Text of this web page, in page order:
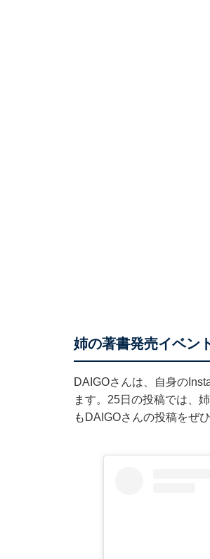
姉の著書発売イベン
DAIGOさんは、自身の
ます。25日の投稿では、
もDAIGOさんの投稿をぜ